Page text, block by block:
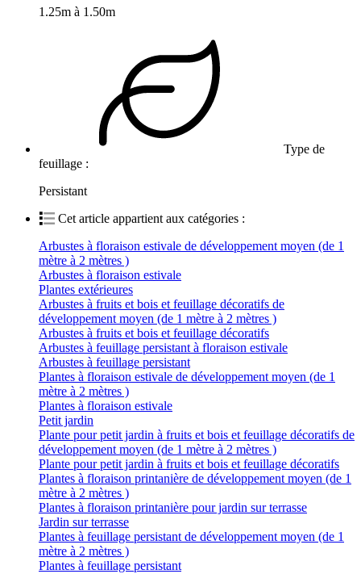
1.25m à 1.50m
Type de
feuillage :
Persistant
Cet article appartient aux catégories :
Arbustes à floraison estivale de développement moyen (de 1
mètre à 2 mètres )
Arbustes à floraison estivale
Plantes extérieures
Arbustes à fruits et bois et feuillage décoratifs de
développement moyen (de 1 mètre à 2 mètres )
Arbustes à fruits et bois et feuillage décoratifs
Arbustes à feuillage persistant à floraison estivale
Arbustes à feuillage persistant
Plantes à floraison estivale de développement moyen (de 1
mètre à 2 mètres )
Plantes à floraison estivale
Petit jardin
Plante pour petit jardin à fruits et bois et feuillage décoratifs de
développement moyen (de 1 mètre à 2 mètres )
Plante pour petit jardin à fruits et bois et feuillage décoratifs
Plantes à floraison printanière de développement moyen (de 1
mètre à 2 mètres )
Plantes à floraison printanière pour jardin sur terrasse
Jardin sur terrasse
Plantes à feuillage persistant de développement moyen (de 1
mètre à 2 mètres )
Plantes à feuillage persistant